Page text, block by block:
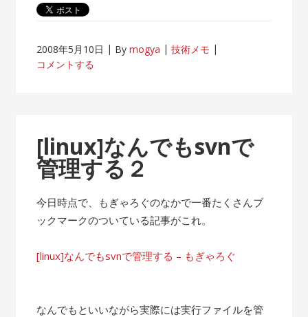
2008年5月10日 Bymogya
技術メモ
コメントする
[linux]なんでもsvnで
管理する２
今日時点で、もぎゃろぐのなかで一番たくさんブ
ックマークのついている記事がこれ。
[linux]なんでもsvnで管理する – もぎゃろぐ
なんでもといいながら実際には実行ファイルを管